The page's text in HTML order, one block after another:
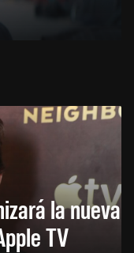
la nueva
TV